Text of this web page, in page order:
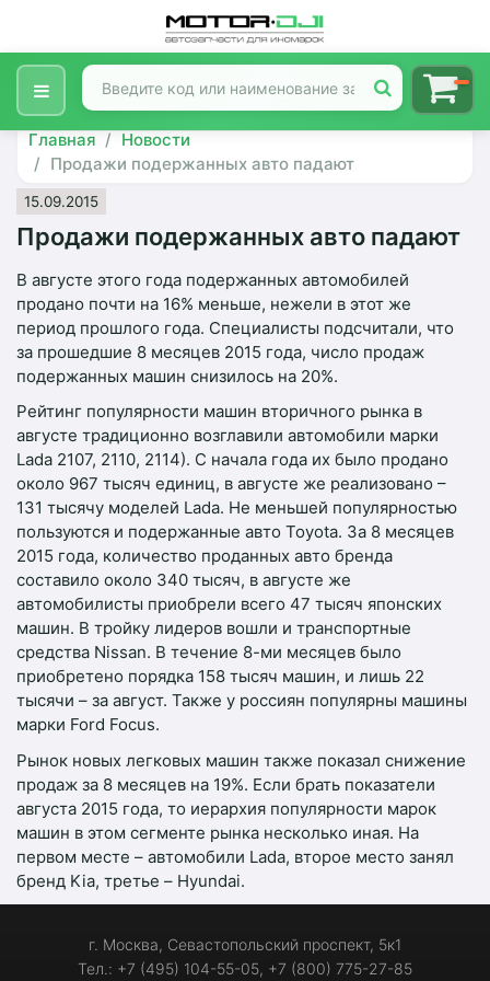
Главная
Новости
Продажи подержанных авто падают
15.09.2015
Продажи подержанных авто падают
В августе этого года подержанных автомобилей
продано почти на 16% меньше, нежели в этот же
период прошлого года. Специалисты подсчитали, что
за прошедшие 8 месяцев 2015 года, число продаж
подержанных машин снизилось на 20%.
Рейтинг популярности машин вторичного рынка в
августе традиционно возглавили автомобили марки
Lada 2107, 2110, 2114). С начала года их было продано
около 967 тысяч единиц, в августе же реализовано –
131 тысячу моделей Lada. Не меньшей популярностью
пользуются и подержанные авто Toyota. За 8 месяцев
2015 года, количество проданных авто бренда
составило около 340 тысяч, в августе же
автомобилисты приобрели всего 47 тысяч японских
машин. В тройку лидеров вошли и транспортные
средства Nissan. В течение 8-ми месяцев было
приобретено порядка 158 тысяч машин, и лишь 22
тысячи – за август. Также у россиян популярны машины
марки Ford Focus.
Рынок новых легковых машин также показал снижение
продаж за 8 месяцев на 19%. Если брать показатели
августа 2015 года, то иерархия популярности марок
машин в этом сегменте рынка несколько иная. На
первом месте – автомобили Lada, второе место занял
бренд Kia, третье – Hyundai.
г. Москва, Севастопольский проспект, 5к1
Тел.: +7 (495) 104-55-05, +7 (800) 775-27-85